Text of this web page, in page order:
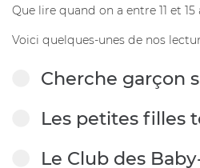
Que lire quand on a entre 11 et 15
Voici quelques-unes de nos
Cherche garçon
Les petites filles
Le Club des